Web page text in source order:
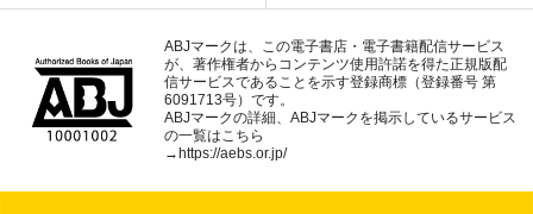
ABJマークは、この電子書店・電子書籍配信サービス
が、著作権者からコンテンツ使用許諾を得た正規版配
信サービスであることを示す登録商標（登録番号 第
6091713号）です。
ABJマークの詳細、ABJマークを掲示しているサービス
の一覧はこちら
→https://aebs.or.jp/